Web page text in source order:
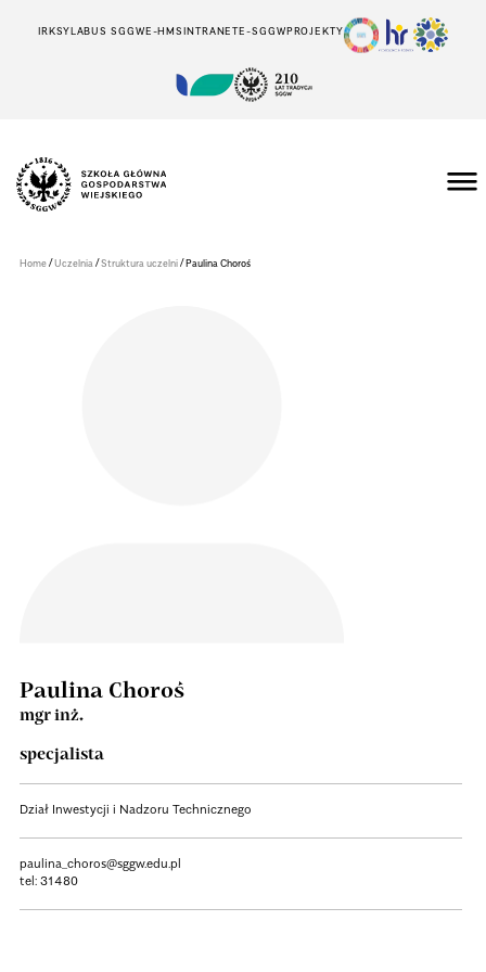
IRKSYLABUS SGGWE-HMSINTRANETE-SGGWPROJEKTY
Wiejskiego
Home/Uczelnia/Struktura uczelni/Paulina Choroś
Paulina Choroś
mgr inż.
specjalista
Dział Inwestycji i Nadzoru Technicznego
paulina_choros@sggw.edu.pl
tel: 31480